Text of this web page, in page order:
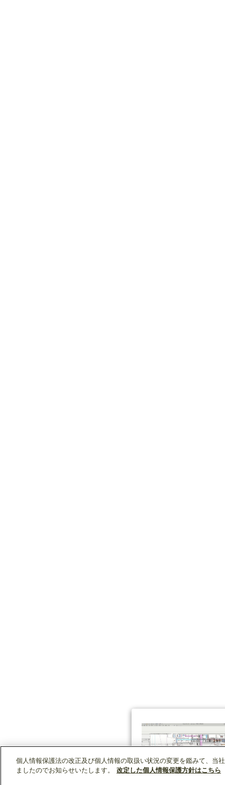
個人情報保護法の改正及び個人情報の取扱い状況の変更を鑑みて、当
ましたのでお知らせいたします。
改定した個人情報保護方針はこちら